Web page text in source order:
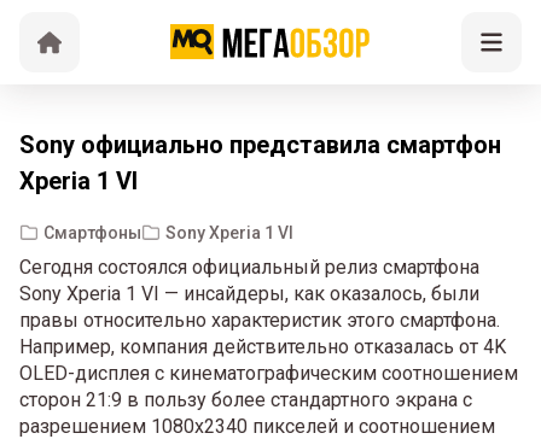
Sony официально представила смартфон
Xperia 1 VI
Смартфоны Sony Xperia 1 VI
Сегодня состоялся официальный релиз смартфона
Sony Xperia 1 VI — инсайдеры, как оказалось, были
правы относительно характеристик этого смартфона.
Например, компания действительно отказалась от 4K
OLED-дисплея с кинематографическим соотношением
сторон 21:9 в пользу более стандартного экрана с
разрешением 1080x2340 пикселей и соотношением